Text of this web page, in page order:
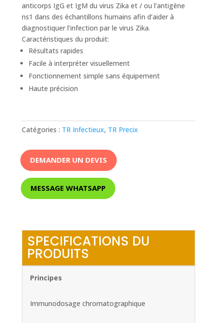
anticorps IgG et IgM du virus Zika et / ou l’antigène
ns1 dans des échantillons humains afin d’aider à
diagnostiquer l’infection par le virus Zika.
Caractéristiques du produit:
Résultats rapides
Facile à interpréter visuellement
Fonctionnement simple sans équipement
Haute précision
Catégories : TR Infectieux, TR Precix
DEMANDER UN DEVIS
MESSAGE WHATSAPP
SPECIFICATIONS DU
PRODUITS
Principes
Immunodosage chromatographique